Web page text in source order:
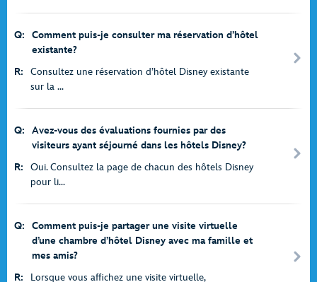
Q:
Comment puis-je consulter ma réservation d’hôtel
existante?
R:
Consultez une réservation d’hôtel Disney existante
sur la ...
Q:
Avez-vous des évaluations fournies par des
visiteurs ayant séjourné dans les hôtels Disney?
R:
Oui. Consultez la page de chacun des hôtels Disney
pour li...
Q:
Comment puis-je partager une visite virtuelle
d’une chambre d’hôtel Disney avec ma famille et
mes amis?
R:
Lorsque vous affichez une visite virtuelle,